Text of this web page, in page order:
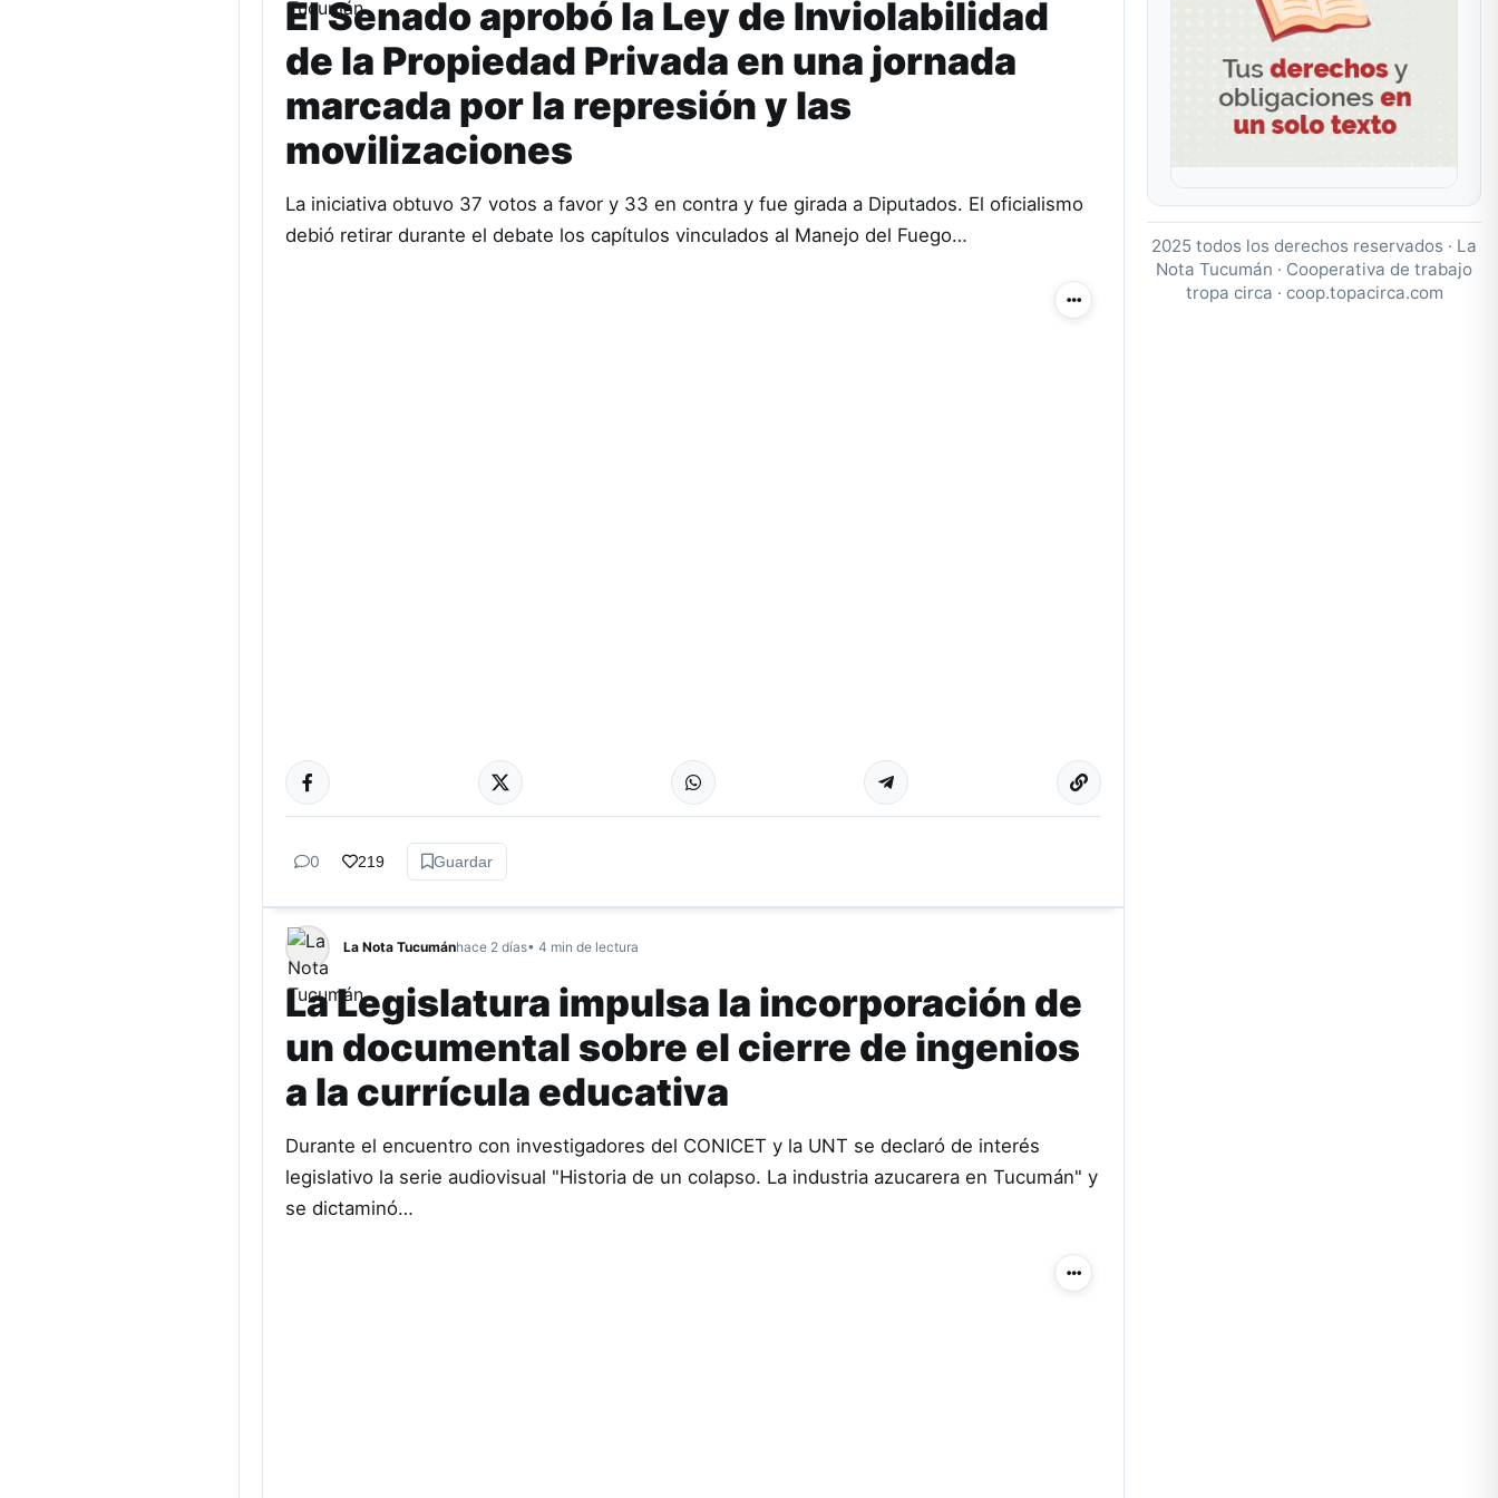
El Senado aprobó la Ley de Inviolabilidad
de la Propiedad Privada en una jornada
marcada por la represión y las
movilizaciones
La iniciativa obtuvo 37 votos a favor y 33 en contra y fue girada a Diputados. El oficialismo
debió retirar durante el debate los capítulos vinculados al Manejo del Fuego…
ACTUALIDAD
Más acciones
0 219 Guardar
La Nota Tucumánhace 2 días• 4 min de lectura
La Legislatura impulsa la incorporación de
un documental sobre el cierre de ingenios
a la currícula educativa
Durante el encuentro con investigadores del CONICET y la UNT se declaró de interés
legislativo la serie audiovisual "Historia de un colapso. La industria azucarera en Tucumán" y
se dictaminó…
Más acciones
2025 todos los derechos reservados · La
Nota Tucumán · Cooperativa de trabajo
tropa circa · coop.topacirca.com